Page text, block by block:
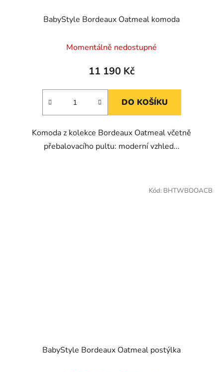
BabyStyle Bordeaux Oatmeal komoda
Momentálně nedostupné
11 190 Kč
DO KOŠÍKU
Komoda z kolekce Bordeaux Oatmeal včetně
přebalovacího pultu: moderní vzhled...
BabyStyle Bordeaux Oatmeal postýlka
Kód: BHTWBOOACB